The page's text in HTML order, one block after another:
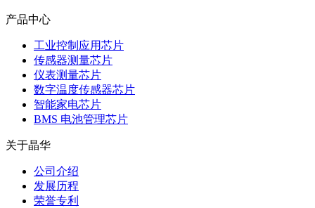
产品中心
工业控制应用芯片
传感器测量芯片
仪表测量芯片
数字温度传感器芯片
智能家电芯片
BMS 电池管理芯片
关于晶华
公司介绍
发展历程
荣誉专利